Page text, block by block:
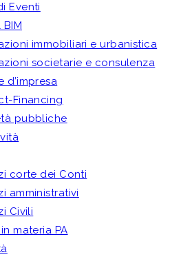
Eventi
immobiliari e urbanistica
societarie e consulenza
d’impresa
Financing
pubbliche
corte dei Conti
amministrativi
Civili
materia PA